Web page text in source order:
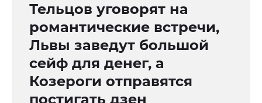
Тельцов уговорят на
романтические встречи,
Львы заведут большой
сейф для денег, а
Козероги отправятся
постигать дзен